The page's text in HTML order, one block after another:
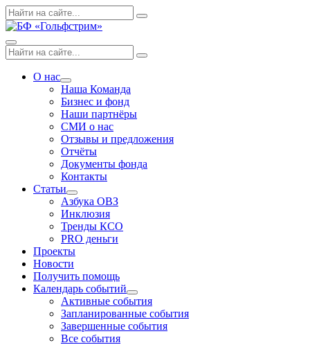
Skip
to
Поиск
по:
Search
Menu
Поиск
по:
Search
О нас
Expand
dropdown
Наша Команда
Бизнес и фонд
Наши партнёры
СМИ о нас
Отзывы и предложения
Отчёты
Документы фонда
Контакты
Статьи
Expand
dropdown
Азбука ОВЗ
Инклюзия
Тренды КСО
PRO деньги
Проекты
Новости
Получить помощь
Календарь событий
Expand
dropdown
Активные события
Запланированные события
Завершенные события
Все события